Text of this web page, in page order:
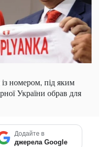
номером, під яким
України обрав для
Додайте в
джерела Google